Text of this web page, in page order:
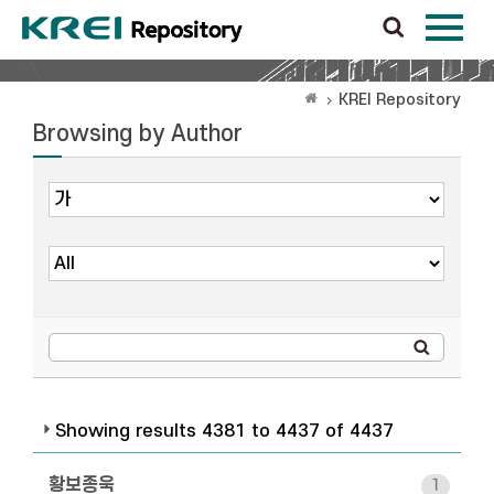
KREI Repository
Browsing by Author
Showing results 4381 to 4437 of 4437
황보종욱 1